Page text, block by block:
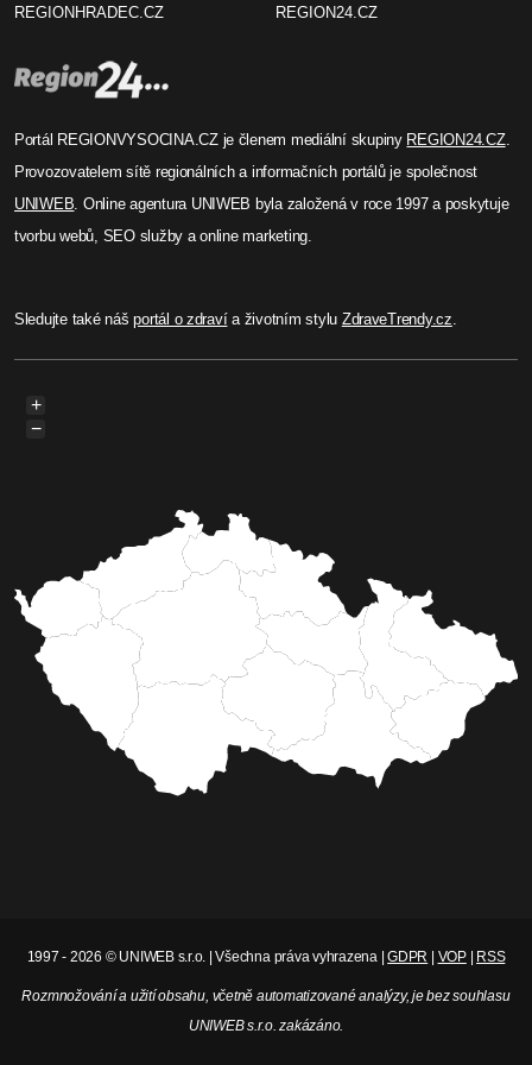
REGIONHRADEC.CZ REGION24.CZ
Portál REGIONVYSOCINA.CZ je členem mediální skupiny REGION24.CZ.
Provozovatelem sítě regionálních a informačních portálů je společnost
UNIWEB. Online agentura UNIWEB byla založená v roce 1997 a poskytuje
tvorbu webů, SEO služby a online marketing.
Sledujte také nášportál o zdravía životním stylu ZdraveTrendy.cz.
+
−
1997 - 2026 © UNIWEB s.r.o. | Všechna práva vyhrazena |GDPR VOP| RSS
Rozmnožování a užití obsahu, včetně automatizované analýzy, je bez souhlasu
UNIWEB s.r.o. zakázáno.